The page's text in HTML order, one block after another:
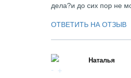
дела?и до сих пор не
ОТВЕТИТЬ НА ОТЗЫВ
Наталья